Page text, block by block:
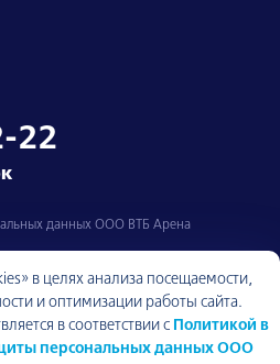
22
данных ООО ВТБ Арена
к началу
в целях анализа посещаемости,
и оптимизации работы сайта.
в соответствии с Политикой в
персональных данных ООО